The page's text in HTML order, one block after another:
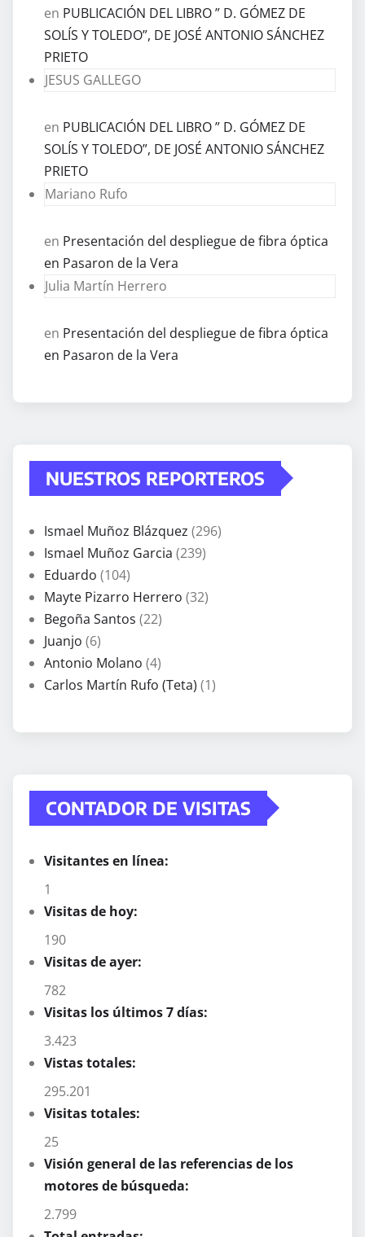
en PUBLICACIÓN DEL LIBRO ” D. GÓMEZ DE
SOLÍS Y TOLEDO”, DE JOSÉ ANTONIO SÁNCHEZ
PRIETO
JESUS GALLEGO
en PUBLICACIÓN DEL LIBRO ” D. GÓMEZ DE
SOLÍS Y TOLEDO”, DE JOSÉ ANTONIO SÁNCHEZ
PRIETO
Mariano Rufo
en Presentación del despliegue de fibra óptica
en Pasaron de la Vera
Julia Martín Herrero
en Presentación del despliegue de fibra óptica
en Pasaron de la Vera
NUESTROS REPORTEROS
Ismael Muñoz Blázquez (296)
Ismael Muñoz Garcia (239)
Eduardo (104)
Mayte Pizarro Herrero (32)
Begoña Santos (22)
Juanjo (6)
Antonio Molano (4)
Carlos Martín Rufo (Teta) (1)
CONTADOR DE VISITAS
Visitantes en línea:
1
Visitas de hoy:
190
Visitas de ayer:
782
Visitas los últimos 7 días:
3.423
Vistas totales:
295.201
Visitas totales:
25
Visión general de las referencias de los
motores de búsqueda:
2.799